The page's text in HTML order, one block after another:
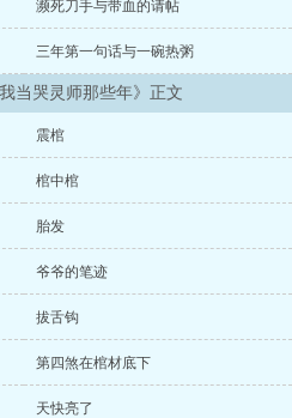
濒死刀手与带血的请帖
三年第一句话与一碗热粥
当哭灵师那些年》正文
震棺
棺中棺
胎发
爷爷的笔迹
拔舌钩
第四煞在棺材底下
天快亮了